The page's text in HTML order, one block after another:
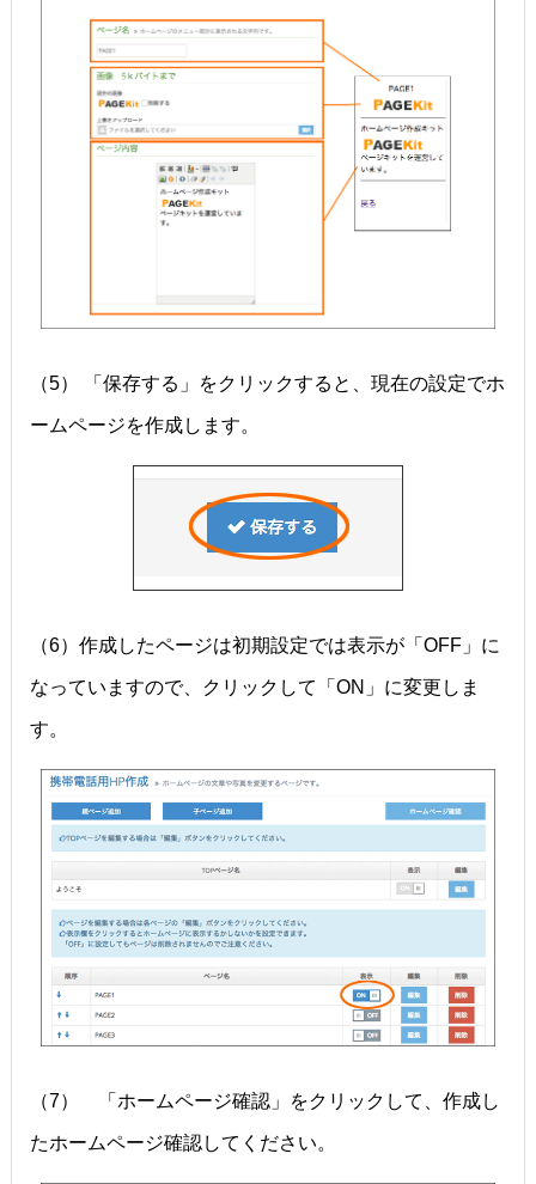
（5） 「保存する」をクリックすると、現在の設定でホ
ームページを作成します。
（6）作成したページは初期設定では表示が「OFF」に
なっていますので、クリックして「ON」に変更しま
す。
（7） 「ホームページ確認」をクリックして、作成し
たホームページ確認してください。